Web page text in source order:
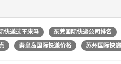
快递过不来吗 东莞国际快递公司排名
秦皇岛国际快递价格 苏州国际快